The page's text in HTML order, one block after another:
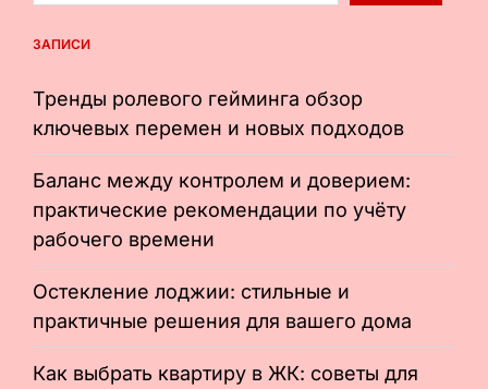
ЗАПИСИ
Тренды ролевого гейминга обзор
ключевых перемен и новых подходов
Баланс между контролем и доверием:
практические рекомендации по учёту
рабочего времени
Остекление лоджии: стильные и
практичные решения для вашего дома
Как выбрать квартиру в ЖК: советы для